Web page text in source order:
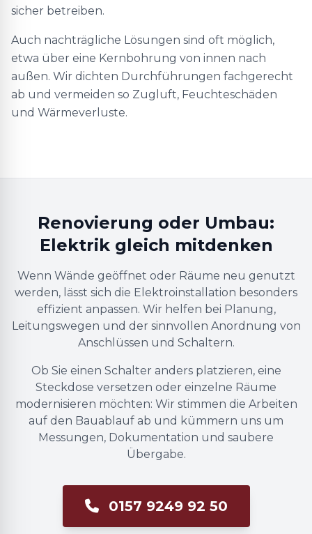
sicher betreiben.
Auch nachträgliche Lösungen sind oft möglich,
etwa über eine Kernbohrung von innen nach
außen. Wir dichten Durchführungen fachgerecht
ab und vermeiden so Zugluft, Feuchteschäden
und Wärmeverluste.
Renovierung oder Umbau:
Elektrik gleich mitdenken
Wenn Wände geöffnet oder Räume neu genutzt
werden, lässt sich die Elektroinstallation besonders
effizient anpassen. Wir helfen bei Planung,
Leitungswegen und der sinnvollen Anordnung von
Anschlüssen und Schaltern.
Ob Sie einen Schalter anders platzieren, eine
Steckdose versetzen oder einzelne Räume
modernisieren möchten: Wir stimmen die Arbeiten
auf den Bauablauf ab und kümmern uns um
Messungen, Dokumentation und saubere
Übergabe.
0157 9249 92 50